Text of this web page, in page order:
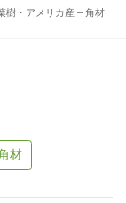
樹・アメリカ産 – 角材
材